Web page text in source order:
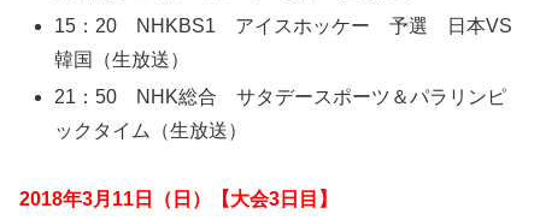
15：20 NHKBS1 アイスホッケー 予選 日本VS
韓国（生放送）
21：50 NHK総合 サタデースポーツ＆パラリンピ
ックタイム（生放送）
2018年3月11日（日）【大会3日目】